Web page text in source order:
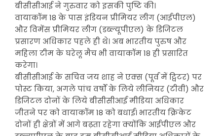
बीसीसीआई ने गुरुवार को इसकी पुष्टि की।
वायाकॉम 18 के पास इंडियन प्रीमियर लीग (आईपीएल)
और विमेंस प्रीमियर लीग (डब्ल्यूपीएल) के डिजिटल
प्रसारण अधिकार पहले ही थे। अब भारतीय पुरुष और
महिला टीम के घरेलू मैच भी वायाकॉम 18 ही प्रसारित
करेगा।
बीसीसीआई के सचिव जय शाह ने एक्स (पूर्व में ट्विटर) पर
पोस्ट किया, अगले पांच वर्षों के लिये लीनियर (टीवी) और
डिजिटल दोनों के लिये बीसीसीआई मीडिया अधिकार
जीतने पर को वायाकॉम 18 को बधाई। भारतीय क्रिकेट
दोनों ही क्षेत्रों में आगे बढ़ता रहेगा क्योंकि आईपीएल और